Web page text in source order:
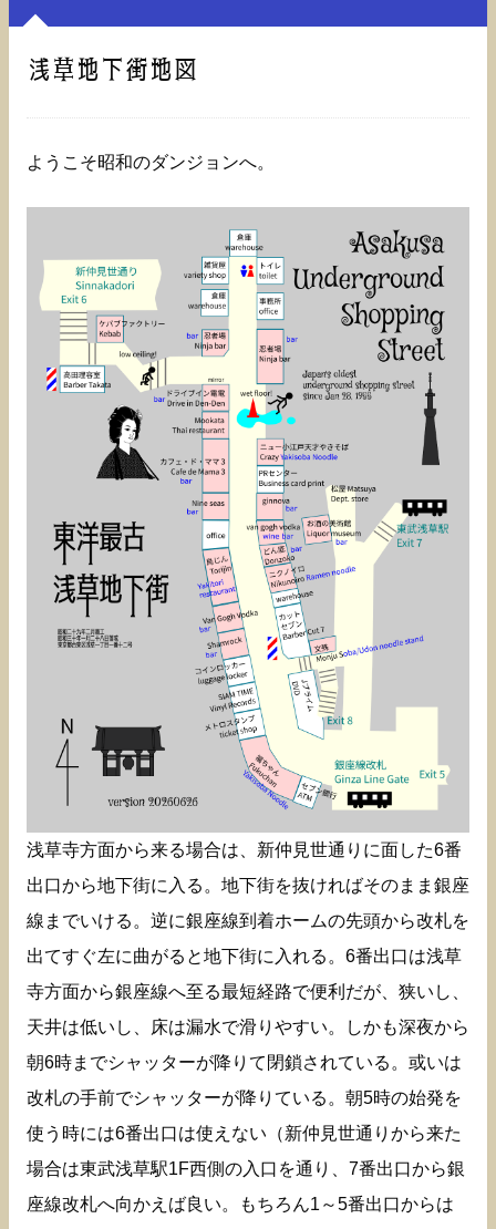
浅草地下街地図
ようこそ昭和のダンジョンへ。
浅草寺方面から来る場合は、新仲見世通りに面した6番
出口から地下街に入る。地下街を抜ければそのまま銀座
線までいける。逆に銀座線到着ホームの先頭から改札を
出てすぐ左に曲がると地下街に入れる。6番出口は浅草
寺方面から銀座線へ至る最短経路で便利だが、狭いし、
天井は低いし、床は漏水で滑りやすい。しかも深夜から
朝6時までシャッターが降りて閉鎖されている。或いは
改札の手前でシャッターが降りている。朝5時の始発を
使う時には6番出口は使えない（新仲見世通りから来た
場合は東武浅草駅1F西側の入口を通り、7番出口から銀
座線改札へ向かえば良い。もちろん1～5番出口からは